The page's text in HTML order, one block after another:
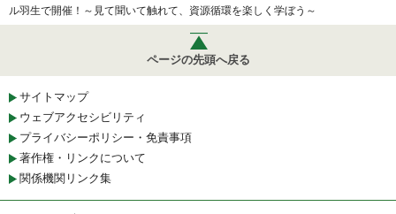
ル羽生で開催！～見て聞いて触れて、資源循環を楽しく学ぼう～
ページの先頭へ戻る
サイトマップ
ウェブアクセシビリティ
プライバシーポリシー・免責事項
著作権・リンクについて
関係機関リンク集